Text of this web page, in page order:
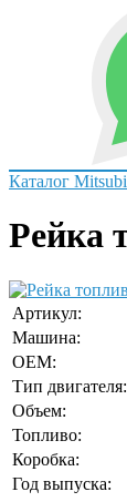
Каталог
Рейка
Артикул:
Машина:
OEM:
Тип двигателя:
Объем:
Топливо:
Коробка:
Год выпуска: